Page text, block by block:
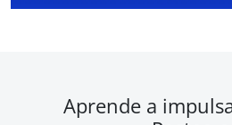
Aprende a